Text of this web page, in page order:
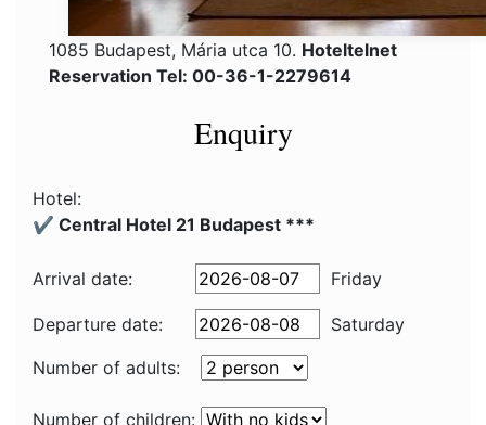
1085 Budapest, Mária utca 10. Hoteltelnet
Reservation Tel: 00-36-1-2279614
Enquiry
Hotel:
✔️ Central Hotel 21 Budapest ***
Arrival date: Friday
Departure date:
Saturday
Number of adults:
Number of children: